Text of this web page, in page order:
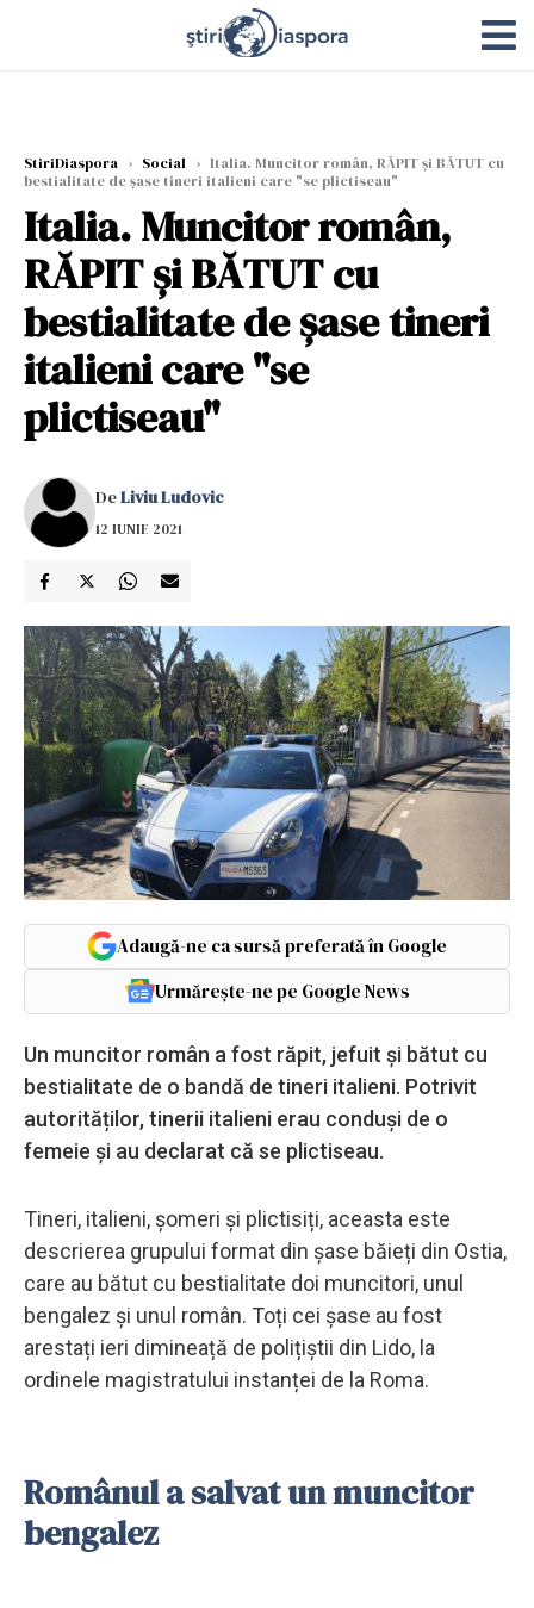
StiriDiaspora › Social › Italia. Muncitor român, RĂPIT și BĂTUT cu
bestialitate de șase tineri italieni care "se plictiseau"
Italia. Muncitor român,
RĂPIT și BĂTUT cu
bestialitate de șase tineri
italieni care "se
plictiseau"
DeLiviu Ludovic
12 IUNIE 2021
Adaugă-ne ca sursă preferată în Google
Urmărește-ne pe Google News
Un muncitor român a fost răpit, jefuit și bătut cu
bestialitate de o bandă de tineri italieni. Potrivit
autorităților, tinerii italieni erau conduși de o
femeie și au declarat că se plictiseau.
Tineri, italieni, șomeri și plictisiți, aceasta este
descrierea grupului format din șase băieți din Ostia,
care au bătut cu bestialitate doi muncitori, unul
bengalez și unul român. Toți cei șase au fost
arestați ieri dimineață de polițiștii din Lido, la
ordinele magistratului instanței de la Roma.
Românul a salvat un muncitor
bengalez